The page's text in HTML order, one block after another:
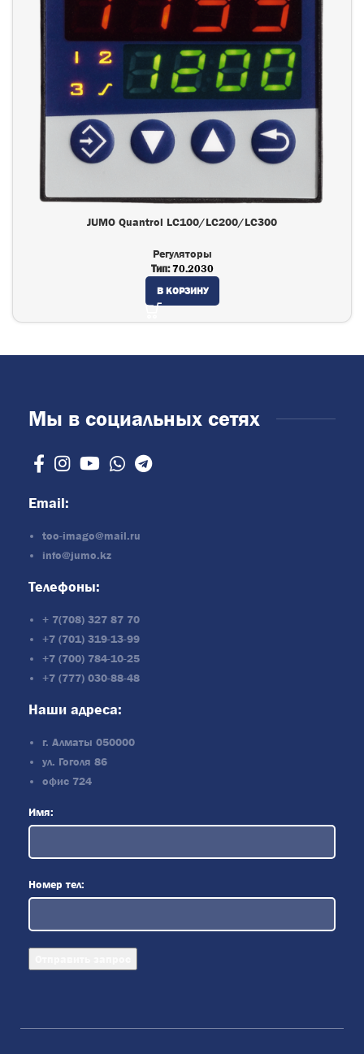
JUMO Quantrol LC100/LC200/LC300
Регуляторы
Тип:70.2030
В КОРЗИНУ
Мы в социальных сетях
Email:
too-imago@mail.ru
info@jumo.kz
Телефоны:
+ 7(708) 327 87 70
+7 (701) 319-13-99
+7 (700) 784-10-25
+7 (777) 030-88-48
Наши адреса:
г. Алматы 050000
ул. Гоголя 86
офис 724
Имя:
Номер тел: